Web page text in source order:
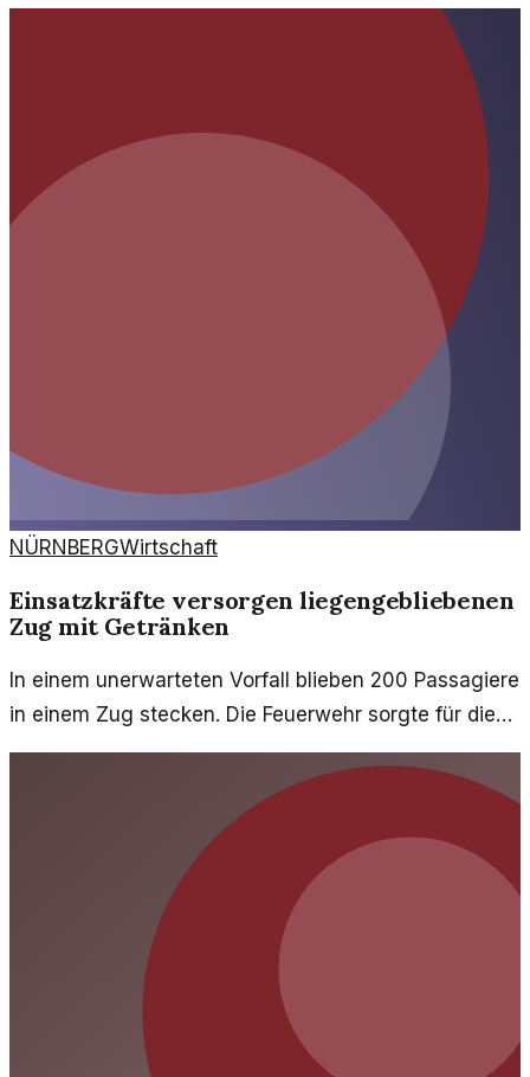
NÜRNBERGWirtschaft
Einsatzkräfte versorgen liegengebliebenen
Zug mit Getränken
In einem unerwarteten Vorfall blieben 200 Passagiere
in einem Zug stecken. Die Feuerwehr sorgte für die
nötige Versorgung mit Getränken und mehr. Diese
Notsituation wirft Fragen zur Effizienz der